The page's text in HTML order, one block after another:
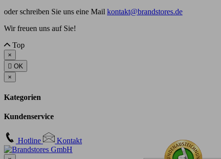
oder schreiben Sie uns eine Mail kontakt@brandstores.de
Wir freuen uns auf Sie!
Top
×
 OK
×
Kategorien
Kundenservice
Hotline Kontakt